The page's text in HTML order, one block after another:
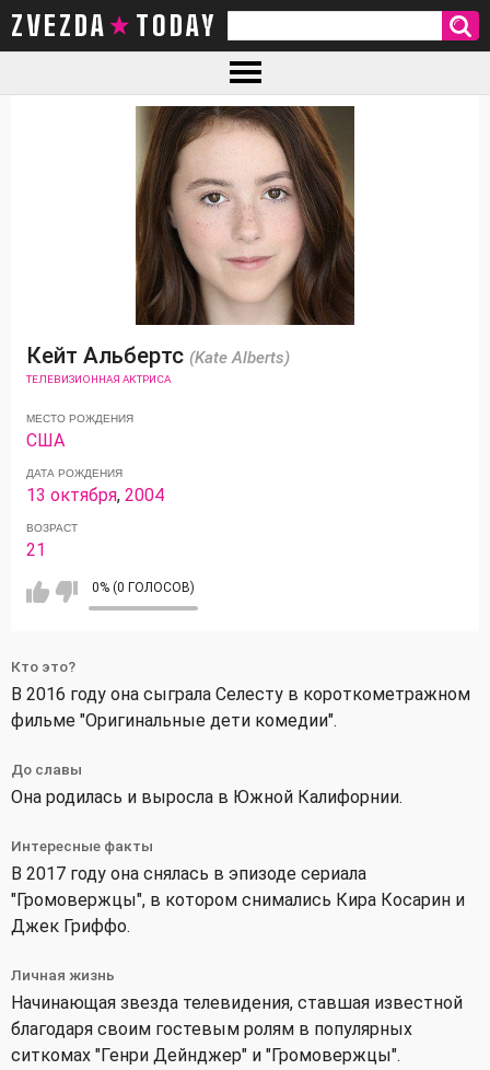
ZVEZDA TODAY
Кейт Альбертс (Kate Alberts)
ТЕЛЕВИЗИОННАЯ АКТРИСА
МЕСТО РОЖДЕНИЯ
США
ДАТА РОЖДЕНИЯ
13 октября,2004
ВОЗРАСТ
21
0% (0 ГОЛОСОВ)
Кто это?
В 2016 году она сыграла Селесту в короткометражном
фильме "Оригинальные дети комедии".
До славы
Она родилась и выросла в Южной Калифорнии.
Интересные факты
В 2017 году она снялась в эпизоде сериала
"Громовержцы", в котором снимались Кира Косарин и
Джек Гриффо.
Личная жизнь
Начинающая звезда телевидения, ставшая известной
благодаря своим гостевым ролям в популярных
ситкомах "Генри Дейнджер" и "Громовержцы".